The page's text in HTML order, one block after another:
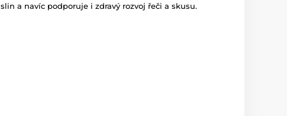
a navíc podporuje i zdravý rozvoj řeči a skusu.